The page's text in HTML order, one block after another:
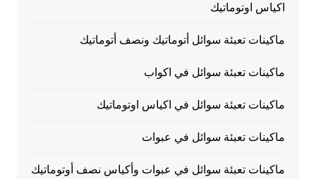
اكياس اوتوماتيك
ماكينات تعبئة سوائل أتوماتيك ونصف أتوماتيك
ماكينات تعبئة سوائل في اكواب
ماكينات تعبئة سوائل في اكياس اوتوماتيك
ماكينات تعبئة سوائل في عبوات
ماكينات تعبئة سوائل في عبوات وأكياس نصف أوتوماتيك